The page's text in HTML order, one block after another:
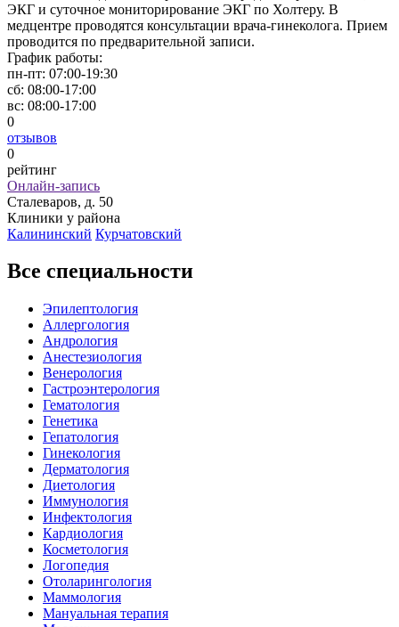
ЭКГ и суточное мониторирование ЭКГ по Холтеру. В
медцентре проводятся консультации врача-гинеколога. Прием
проводится по предварительной записи.
График работы:
пн-пт: 07:00-19:30
сб: 08:00-17:00
вс: 08:00-17:00
0
отзывов
0
рейтинг
Онлайн-запись
Сталеваров, д. 50
Клиники у района
Калининский Курчатовский
Все специальности
Эпилептология
Аллергология
Андрология
Анестезиология
Венерология
Гастроэнтерология
Гематология
Генетика
Гепатология
Гинекология
Дерматология
Диетология
Иммунология
Инфектология
Кардиология
Косметология
Логопедия
Отоларингология
Маммология
Мануальная терапия